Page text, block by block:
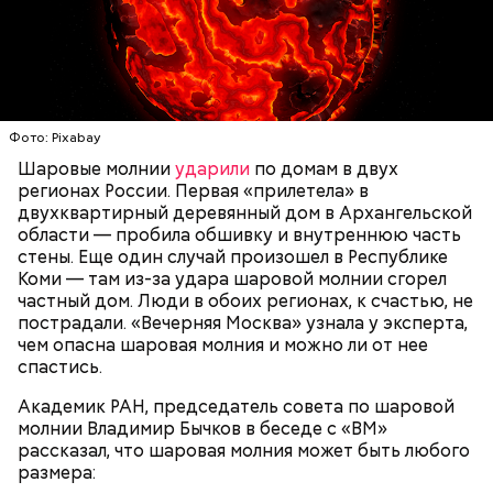
Фото: Pixabay
Шаровые молнииударили по домам в двух
регионах России. Первая «прилетела» в
двухквартирный деревянный дом в Архангельской
области — пробила обшивку и внутреннюю часть
стены. Еще один случай произошел в Республике
Коми — там из-за удара шаровой молнии сгорел
частный дом. Люди в обоих регионах, к счастью, не
пострадали. «Вечерняя Москва» узнала у эксперта,
чем опасна шаровая молния и можно ли от нее
спастись.
Академик РАН, председатель совета по шаровой
молнии Владимир Бычков в беседе с «ВМ»
рассказал, что шаровая молния может быть любого
размера:
— Маленькие — от одного сантиметра, средние —
около 20 сантиметров, а самые большие могут
доходить до нескольких метров. Шаровая молния
проходит и через стекла, даже часто не оставляя
следов. Она как капля стекает, растекается. Может
и в окно влезть, причем в двухметровое.
Сжимается, как воздушный шар, и проходит.
УЧЕНЫЕ МОЛНИИ ПОГОДА
По его словам, солдаты не знали о масштабах
трагедии. Подобных аварий раньше не случалось.
Поэтому он не испытывал страха.
За свою земную жизнь он совершил множество
добрых дел во славу Божию.
скончался в середине IV века. По церковному
преданию, мощи святого сохранились нетленными
и источали чудесное миро, от которого исцелилось
множество людей. В 1087 году мощи Николая
Угодника были перенесены в итальянский город
Бар (Бари), где находятся и поныне.